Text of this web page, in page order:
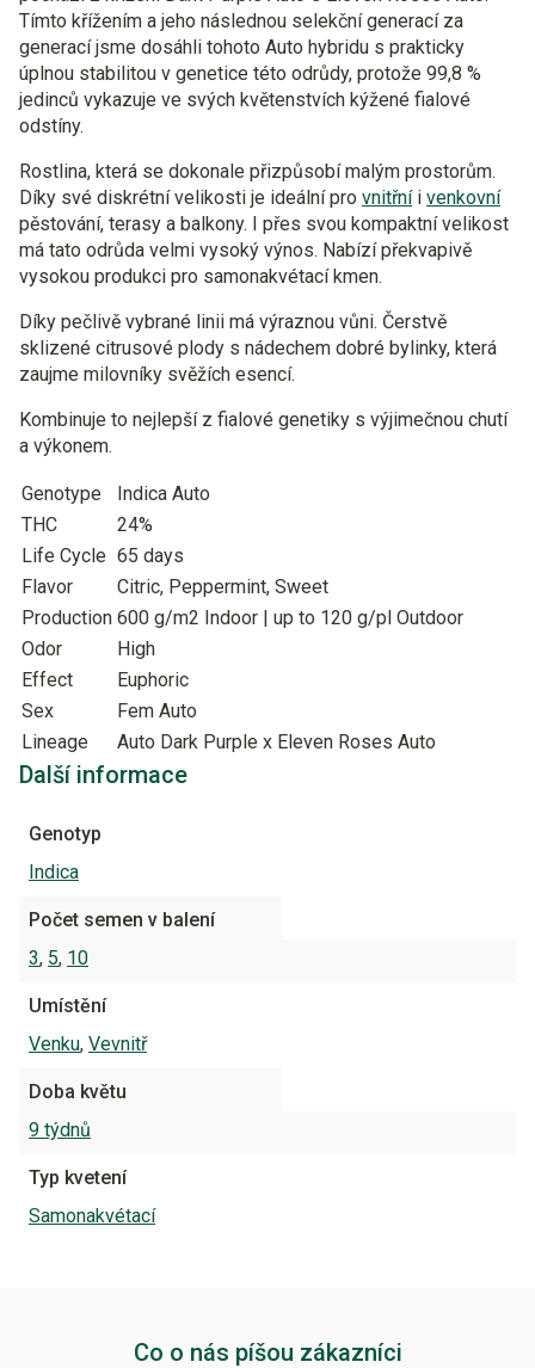
Tímto křížením a jeho následnou selekční generací za
generací jsme dosáhli tohoto Auto hybridu s prakticky
úplnou stabilitou v genetice této odrůdy, protože 99,8 %
jedinců vykazuje ve svých květenstvích kýžené fialové
odstíny.
Rostlina, která se dokonale přizpůsobí malým prostorům.
Díky své diskrétní velikosti je ideální pro vnitřníi venkovní
pěstování, terasy a balkony. I přes svou kompaktní velikost
má tato odrůda velmi vysoký výnos. Nabízí překvapivě
vysokou produkci pro samonakvétací kmen.
Díky pečlivě vybrané linii má výraznou vůni. Čerstvě
sklizené citrusové plody s nádechem dobré bylinky, která
zaujme milovníky svěžích esencí.
Kombinuje to nejlepší z fialové genetiky s výjimečnou chutí
a výkonem.
Genotype
Indica Auto
THC
24%
Life Cycle 65 days
Flavor
Citric, Peppermint, Sweet
Production 600 g/m2 Indoor | up to 120 g/pl Outdoor
Odor
High
Effect
Euphoric
Sex
Fem Auto
Lineage
Auto Dark Purple x Eleven Roses Auto
Další informace
Genotyp
Indica
Počet semen v balení
3, 5, 10
Umístění
Venku, Vevnitř
Doba květu
9 týdnů
Typ kvetení
Samonakvétací
Co o nás píšou zákazníci